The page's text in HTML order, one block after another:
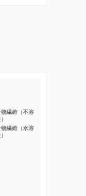
物繊維（不溶
物繊維（水溶